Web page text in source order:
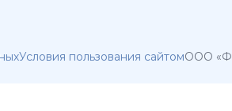
Условия пользования сайтомООО